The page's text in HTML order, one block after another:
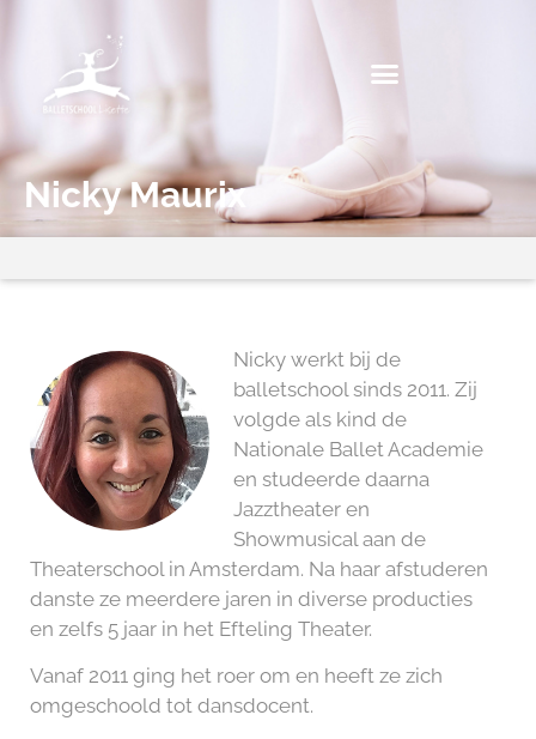
Nicky Maurix
Nicky werkt bij de
balletschool sinds 2011. Zij
volgde als kind de
Nationale Ballet Academie
en studeerde daarna
Jazztheater en
Showmusical aan de
Theaterschool in Amsterdam. Na haar afstuderen
danste ze meerdere jaren in diverse producties
en zelfs 5 jaar in het Efteling Theater.
Vanaf 2011 ging het roer om en heeft ze zich
omgeschoold tot dansdocent.